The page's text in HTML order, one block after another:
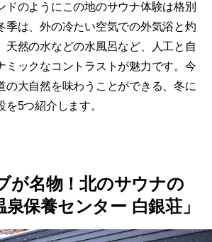
ドのようにこの地のサウナ体験は格別
季は、外の冷たい空気での外気浴と灼
天然の水などの水風呂など、人工と自
ミックなコントラストが魅力です。今
の大自然を味わうことができる、冬に
5つ紹介します。
が名物！北のサウナの
保養センター 白銀荘」